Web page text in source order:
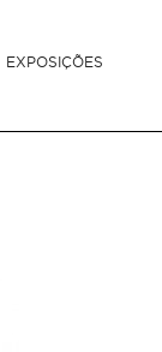
EXPOSIÇÕES